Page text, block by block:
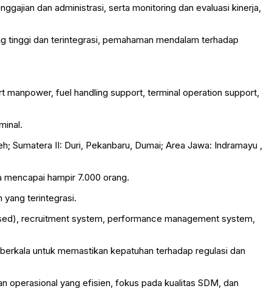
dan administrasi, serta monitoring dan evaluasi kinerja,
tinggi dan terintegrasi, pemahaman mendalam terhadap
manpower, fuel handling support, terminal operation support,
Sumatera II: Duri, Pekanbaru, Dumai; Area Jawa: Indramayu ,
hampir 7.000 orang.
yang terintegrasi.
recruitment system, performance management system,
untuk memastikan kepatuhan terhadap regulasi dan
operasional yang efisien, fokus pada kualitas SDM, dan